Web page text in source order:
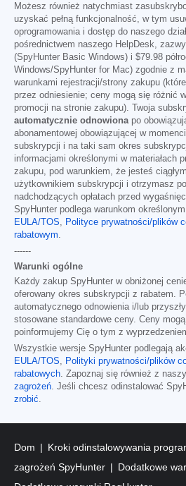
Możesz również natychmiast
uzyskać pełną funkcjonalność, w tym
oprogramowania i dostęp do naszego
pośrednictwem naszego HelpDesk,
(SpyHunter Basic Windows) i $79.98
Windows/SpyHunter for Mac) zgodnie z
warunkami rejestracji/strony zakupu
przez odniesienie; ceny mogą się różnić
promocji na stronie zakupu). Twoja
automatycznie odnowiona po
abonamentowej obowiązującej w
subskrypcji i na taki sam okres
informacjami określonymi w materiałach
zakupu, pod warunkiem, że jesteś
użytkownikiem subskrypcji i otrzymasz
nadchodzących opłatach przed
SpyHunter podlega warunkom
EULA/TOS
Polityce prywatności/plików
rabatowym
------
Warunki ogólne
Każdy zakup SpyHunter w obniżonej
oferowany okres subskrypcji z rabatem.
automatycznego odnowienia i/lub
stosowane standardowe ceny. Ceny
poinformujemy Cię o tym z
Wszystkie wersje SpyHunter podlegają
EULA/TOS
Polityki prywatności/plików
rabatowych . Zapoznaj się również z
zagrożeń . Jeśli chcesz odinstalować
zrobić
Dom Kroki odinstalowywania
zagrożeń SpyHunter
Dodatkowe